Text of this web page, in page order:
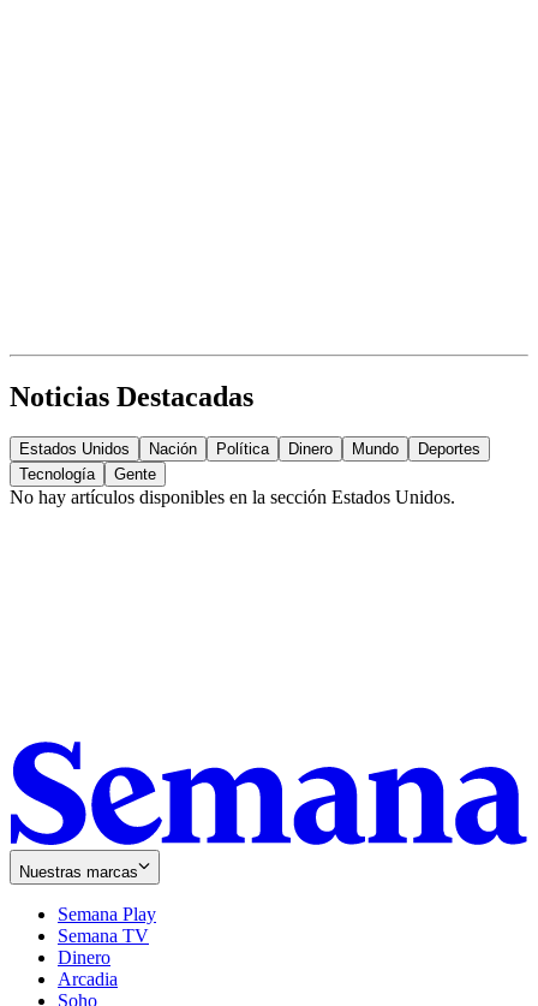
Noticias Destacadas
Estados Unidos Nación Política Dinero Mundo
Deportes
Tecnología
Gente
No hay artículos disponibles en la sección Estados Unidos.
Nuestras marcas
Semana Play
Semana TV
Dinero
Arcadia
Soho